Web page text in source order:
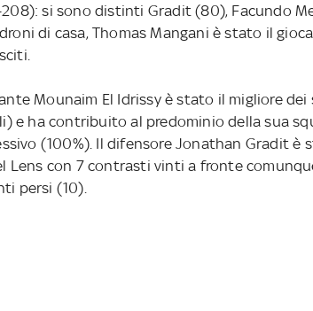
si sono distinti Gradit (80), Facundo
di casa, Thomas Mangani è stato il
Mounaim El Idrissy è stato il migliore
e ha contribuito al predominio della sua
(100%). Il difensore Jonathan Gradit è
Lens con 7 contrasti vinti a fronte
persi (10).